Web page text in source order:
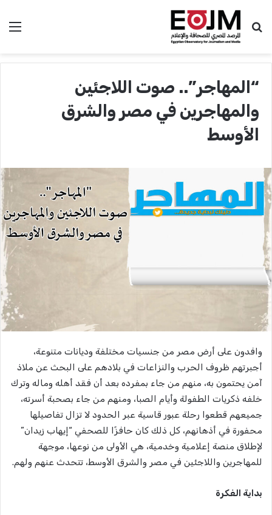
بحث عن
“المهاجر”.. صوت اللاجئين
والمهاجرين في مصر والشرق
الأوسط
وافدون على أرض مصر من جنسيات مختلفة وديانات متنوعة،
أجبرتهم ظروف الحرب والنزاعات في بلادهم على البحث عن ملاذ
آمن يحتمون به، منهم من جاء بمفرده بعد أن فقد أهله وماله وترك
خلفه ذكريات الطفولة وأيام الصبا، ومنهم من جاء بصحبة أسرته،
جميعهم قطعوا رحلة عبور قاسية عبر الحدود لا تزال تفاصيلها
محفورة في أذهانهم، كل ذلك كان حافزًا للصحفي “إيهاب زيدان”
لإطلاق منصة إعلامية وخدمية، هي الأولى من نوعها، موجهة
للمهاجرين واللاجئين في مصر والشرق الأوسط، تتحدث عنهم ولهم.
بداية الفكرة